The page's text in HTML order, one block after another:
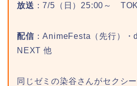
放送 ：7/5（日）25:00～
配信 ：AnimeFesta（先行）
NEXT 他
同じゼミの染谷さんがセクシ